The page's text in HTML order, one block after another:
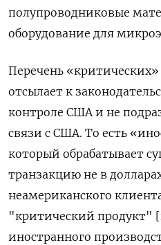
полупроводниковые
оборудование для
Перечень
отсылает к
контроле США и не
связи с США. То есть
который обрабатывает
транзакцию не в
неамериканского
"критический продукт"
иностранного